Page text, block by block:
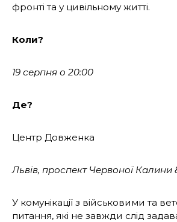
фронті та у цивільному житті.
Коли?
19 серпня о 20:00
Де?
Центр Довженка
Львів, проспект Червоної Калини
У комунікації з військовими та
питання, які не завжди слід